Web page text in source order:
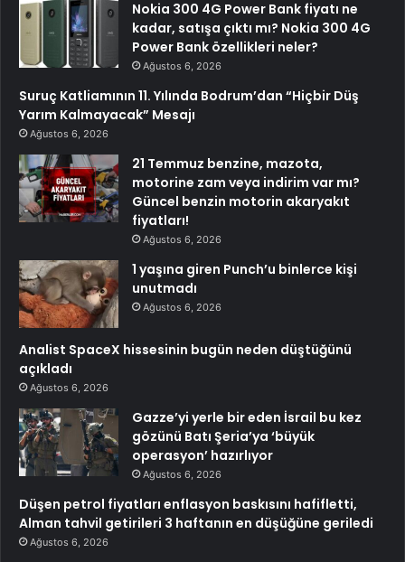
Nokia 300 4G Power Bank fiyatı ne
kadar, satışa çıktı mı? Nokia 300 4G
Power Bank özellikleri neler?
Ağustos 6, 2026
Suruç Katliamının 11. Yılında Bodrum’dan “Hiçbir Düş
Yarım Kalmayacak” Mesajı
Ağustos 6, 2026
21 Temmuz benzine, mazota,
motorine zam veya indirim var mı?
Güncel benzin motorin akaryakıt
fiyatları!
Ağustos 6, 2026
1 yaşına giren Punch’u binlerce kişi
unutmadı
Ağustos 6, 2026
Analist SpaceX hissesinin bugün neden düştüğünü
açıkladı
Ağustos 6, 2026
Gazze’yi yerle bir eden İsrail bu kez
gözünü Batı Şeria’ya ‘büyük
operasyon’ hazırlıyor
Ağustos 6, 2026
Düşen petrol fiyatları enflasyon baskısını hafifletti,
Alman tahvil getirileri 3 haftanın en düşüğüne geriledi
Ağustos 6, 2026